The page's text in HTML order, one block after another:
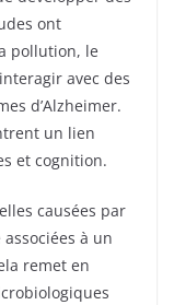
ont
pollution, le
avec des
d’Alzheimer.
un lien
et cognition.
causées par
à un
remet en